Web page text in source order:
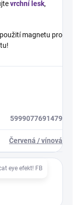
vrchní lesk,
magnetu pro
5999077691479
Červená / vínová
eye efekt! FB